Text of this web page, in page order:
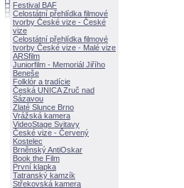
Festival BAF
Celostátní přehlídka filmové
tvorby České vize - České
vize
Celostátní přehlídka filmové
tvorby České vize - Malé vize
ARSfilm
Juniorfilm - Memoriál Jiřího
Beneše
Folklór a tradície
Česká UNICA Zruč nad
Sázavou
Zlaté Slunce Brno
Vrážská kamera
VideoStage Svitavy
České vize - Červený
Kostelec
Brněnský AntiOskar
Book the Film
První klapka
Tatranský kamzík
Střekovská kamera